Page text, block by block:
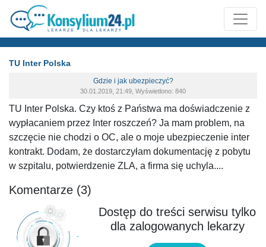
TU Inter Polska
Gdzie i jak ubezpieczyć?
30.01.2019, 21:49, Wyświetlono: 840
TU Inter Polska. Czy ktoś z Państwa ma doświadczenie z
wypłacaniem przez Inter roszczeń? Ja mam problem, na
szczęcie nie chodzi o OC, ale o moje ubezpieczenie inter
kontrakt. Dodam, że dostarczyłam dokumentację z pobytu
w szpitalu, potwierdzenie ZLA, a firma się uchyla....
Komentarze (3)
Dostęp do treści serwisu tylko
dla zalogowanych lekarzy